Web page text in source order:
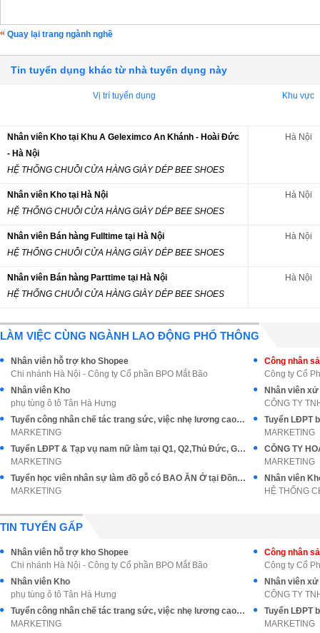
Quay lại trang ngành nghề
Tin tuyển dụng khác từ nhà tuyển dụng này
Vị trí tuyển dụng Khu vực
Nhân viên Kho tại Khu A Geleximco An Khánh - Hoài Đức
- Hà Nội
HỆ THỐNG CHUỖI CỬA HÀNG GIÀY DÉP BEE SHOES
Hà Nội
Nhân viên Kho tại Hà Nội
HỆ THỐNG CHUỖI CỬA HÀNG GIÀY DÉP BEE SHOES
Hà Nội
Nhân viên Bán hàng Fulltime tại Hà Nội
HỆ THỐNG CHUỖI CỬA HÀNG GIÀY DÉP BEE SHOES
Hà Nội
Nhân viên Bán hàng Parttime tại Hà Nội
HỆ THỐNG CHUỖI CỬA HÀNG GIÀY DÉP BEE SHOES
Hà Nội
LÀM VIỆC CÙNG NGÀNH LAO ĐỘNG PHỔ THÔNG
Nhân viên hỗ trợ kho Shopee
Chi nhánh Hà Nội - Công ty Cổ phần BPO Mắt Bão
Công nhân
Công ty Cổ
Nhân viên Kho
phụ tùng ô tô Tân Hà Hưng
Nhân viên
CÔNG TY
Tuyển công nhân chế tác trang sức, việc nhẹ lương cao ổn định
MARKETING
Tuyển LĐPT
MARKETING
Tuyển LĐPT & Tạp vụ nam nữ làm tại Q1, Q2,Thủ Đức, Gò Vấp
MARKETING
MARKETING
Tuyển học viên nhân sự làm đồ gỗ có BAO ĂN Ở tại Đồng Nai
MARKETING
HỆ THỐNG
TIN TUYỂN GẤP
Nhân viên hỗ trợ kho Shopee
Chi nhánh Hà Nội - Công ty Cổ phần BPO Mắt Bão
Công nhân
Công ty Cổ
Nhân viên Kho
phụ tùng ô tô Tân Hà Hưng
Nhân viên
CÔNG TY
Tuyển công nhân chế tác trang sức, việc nhẹ lương cao ổn định
MARKETING
Tuyển LĐPT
MARKETING